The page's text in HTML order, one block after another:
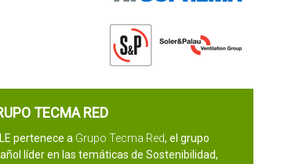
TECMA RED
pertenece a Grupo Tecma Red, el grupo
líder en las temáticas de Sostenibilidad,